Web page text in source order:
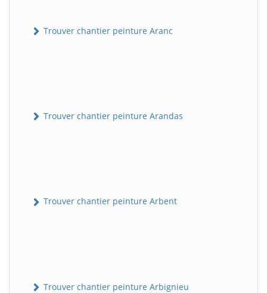
Trouver chantier peinture Aranc
Trouver chantier peinture Arandas
Trouver chantier peinture Arbent
Trouver chantier peinture Arbignieu